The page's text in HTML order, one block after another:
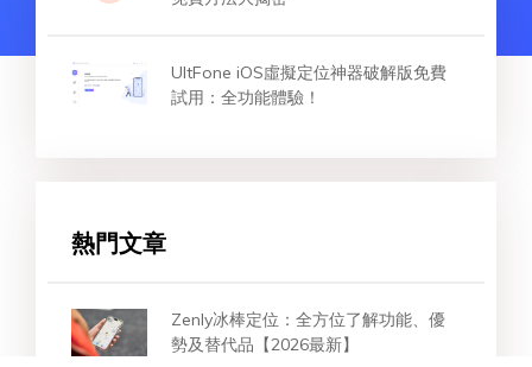
UltFone iOS虛擬定位神器破解版免費
試用：全功能體驗！
熱門文章
Zenly冰棒定位：全方位了解功能、優
勢及替代品【2026最新】